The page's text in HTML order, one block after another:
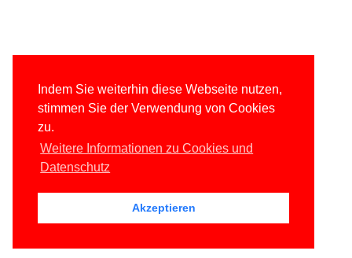
Indem Sie weiterhin diese Webseite nutzen,
stimmen Sie der Verwendung von Cookies
zu.
Weitere Informationen zu Cookies und
Datenschutz
Akzeptieren